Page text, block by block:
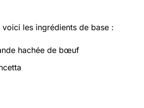
voici les ingrédients de base :
hachée de bœuf